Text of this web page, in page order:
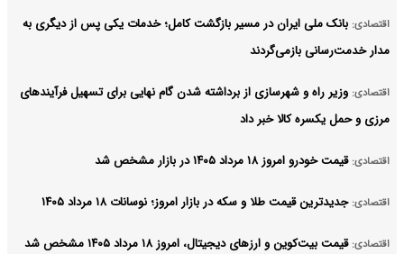
اقتصادی: بانک ملی ایران در مسیر بازگشت کامل؛ خدمات یکی پس از دیگری به
مدار خدمت‌رسانی بازمی‌گردند
اقتصادی: وزیر راه و شهرسازی از برداشته شدن گام نهایی برای تسهیل فرآیندهای
مرزی و حمل یکسره کالا خبر داد
اقتصادی: قیمت خودرو امروز ۱۸ مرداد ۱۴۰۵ در بازار مشخص شد
اقتصادی: جدیدترین قیمت طلا و سکه در بازار امروز؛ نوسانات ۱۸ مرداد ۱۴۰۵
اقتصادی: قیمت بیت‌کوین و ارز‌های دیجیتال، امروز ۱۸ مرداد ۱۴۰۵ مشخص شد